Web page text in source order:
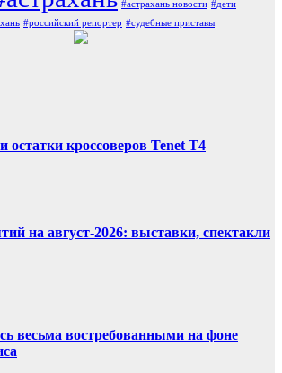
#астрахань новости #дети
#российский репортер #судебные приставы
кроссоверов Tenet T4
на август-2026: выставки, спектакли
весьма востребованными на фоне